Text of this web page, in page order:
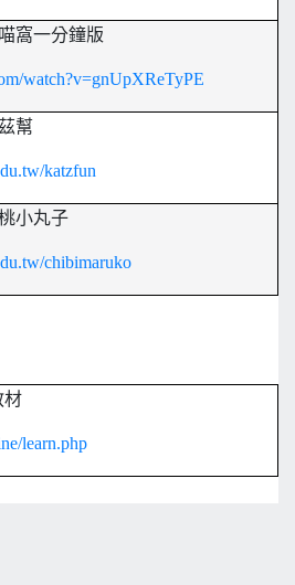
窩一分鐘版
watch?v=gnUpXReTyPE
幫
katzfun
小丸子
chibimaruko
材
learn.php